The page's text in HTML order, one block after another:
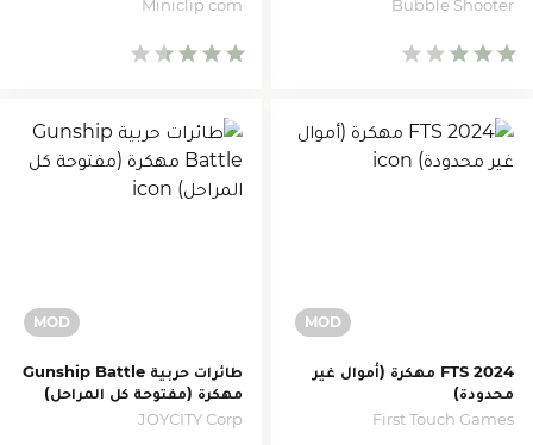
Bubble Shooter
Miniclip com
FTS 2024 مهكرة (أموال غير
محدودة)
First Touch Games
طائرات حربية Gunship Battle
مهكرة (مفتوحة كل المراحل)
JOYCITY Corp